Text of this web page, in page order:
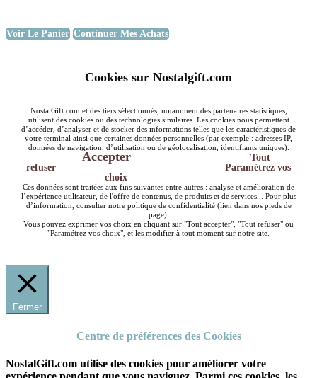
Voir Le Panier Continuer Mes Achats
Cookies sur Nostalgift.com
NostalGift.com et des tiers sélectionnés, notamment des partenaires statistiques,
utilisent des cookies ou des technologies similaires. Les cookies nous permettent
d’accéder, d’analyser et de stocker des informations telles que les caractéristiques de
votre terminal ainsi que certaines données personnelles (par exemple : adresses IP,
données de navigation, d’utilisation ou de géolocalisation, identifiants uniques).
Accepter
Tout
refuser
Paramétrez vos
choix
Ces données sont traitées aux fins suivantes entre autres : analyse et amélioration de
l’expérience utilisateur, de l'offre de contenus, de produits et de services... Pour plus
d’information, consulter notre politique de confidentialité (lien dans nos pieds de
page).
Vous pouvez exprimer vos choix en cliquant sur "Tout accepter", "Tout refuser" ou
"Paramétrez vos choix", et les modifier à tout moment sur notre site.
Fermer
Centre de préférences des Cookies
NostalGift.com utilise des cookies pour améliorer votre